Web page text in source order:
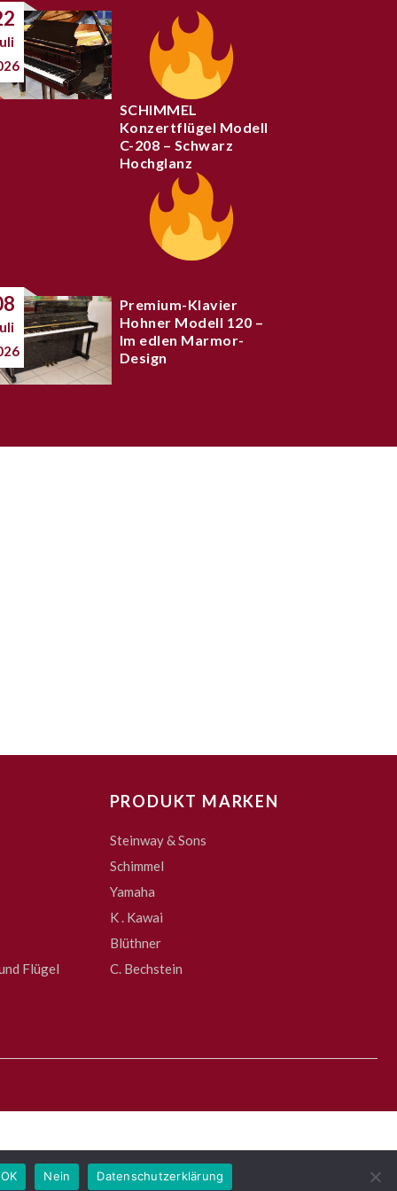
SCHIMMEL
Konzertflügel Modell
C-208 – Schwarz
Hochglanz
Premium-Klavier
Hohner Modell 120 –
Im edlen Marmor-
Design
Flügel
PRODUKT MARKEN
Steinway & Sons
Schimmel
Yamaha
K . Kawai
Blüthner
C. Bechstein
OK Nein Datenschutzerklärung